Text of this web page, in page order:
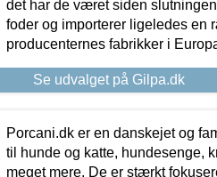
det har de været siden
foder og importerer ligeledes
producenternes fabrikker i
Se udvalget på Gilpa.dk
Porcani.dk er en danskejet og
til hunde og katte, hundesenge,
meget mere. De er stærkt